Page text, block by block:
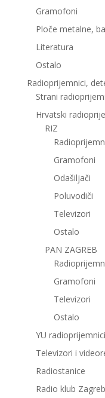
Gramofoni
Ploče metalne,
Literatura
Ostalo
Radioprijemnici,
Strani
Hrvatski
RIZ
Gramofoni
Odašiljači
Poluvodiči
Televizori
Ostalo
PAN ZAGREB
Gramofoni
Televizori
Ostalo
YU radioprijemnici
Televizori i
Radiostanice
Radio klub Zagreb